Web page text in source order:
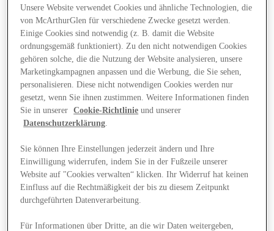
Angebote
Unsere Website verwendet Cookies und ähnliche Technologien, die
von McArthurGlen für verschiedene Zwecke gesetzt werden.
Einige Cookies sind notwendig (z. B. damit die Website
ordnungsgemäß funktioniert). Zu den nicht notwendigen Cookies
gehören solche, die die Nutzung der Website analysieren, unsere
Marketingkampagnen anpassen und die Werbung, die Sie sehen,
personalisieren. Diese nicht notwendigen Cookies werden nur
gesetzt, wenn Sie ihnen zustimmen. Weitere Informationen finden
Sie in unserer
Cookie-Richtlinie und unserer
Datenschutzerklärung
Sie können Ihre Einstellungen jederzeit ändern und Ihre
Einwilligung widerrufen, indem Sie in der Fußzeile unserer
Website auf "Cookies verwalten“ klicken. Ihr Widerruf hat keinen
Einfluss auf die Rechtmäßigkeit der bis zu diesem Zeitpunkt
durchgeführten Datenverarbeitung.
Für Informationen über Dritte, an die wir Daten weitergeben,